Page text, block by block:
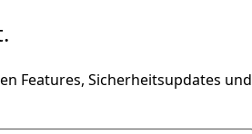
Features, Sicherheitsupdates und